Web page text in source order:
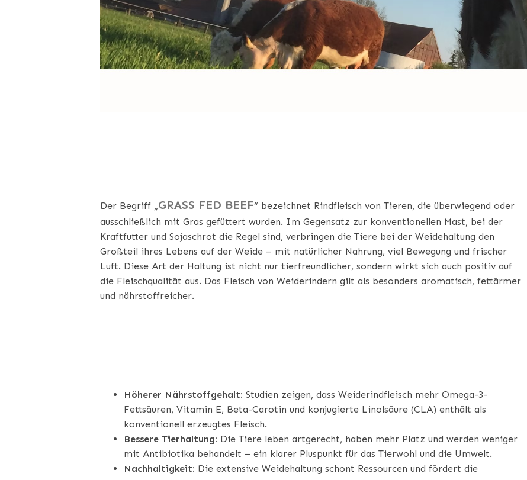
Der Begriff „GRASS FED BEEF“ bezeichnet Rindfleisch von Tieren, die überwiegend oder
ausschließlich mit Gras gefüttert wurden. Im Gegensatz zur konventionellen Mast, bei der
Kraftfutter und Sojaschrot die Regel sind, verbringen die Tiere bei der Weidehaltung den
Großteil ihres Lebens auf der Weide – mit natürlicher Nahrung, viel Bewegung und frischer
Luft. Diese Art der Haltung ist nicht nur tierfreundlicher, sondern wirkt sich auch positiv auf
die Fleischqualität aus. Das Fleisch von Weiderindern gilt als besonders aromatisch, fettärmer
und nährstoffreicher.
Höherer Nährstoffgehalt: Studien zeigen, dass Weiderindfleisch mehr Omega-3-
Fettsäuren, Vitamin E, Beta-Carotin und konjugierte Linolsäure (CLA) enthält als
konventionell erzeugtes Fleisch.
Bessere Tierhaltung: Die Tiere leben artgerecht, haben mehr Platz und werden weniger
mit Antibiotika behandelt – ein klarer Pluspunkt für das Tierwohl und die Umwelt.
Nachhaltigkeit: Die extensive Weidehaltung schont Ressourcen und fördert die